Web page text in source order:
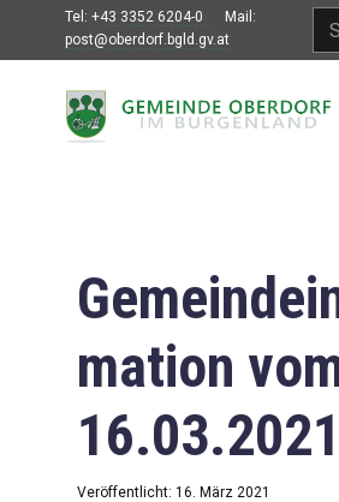
Tel: +43 3352 6204-0
Mail:
post@oberdorf.bgld.gv.at
Willkommen
Gemeindeamt
Gemeinderat
Bildung
Vereine
mation
16.03.2021
Veröffentlicht: 16. März 2021